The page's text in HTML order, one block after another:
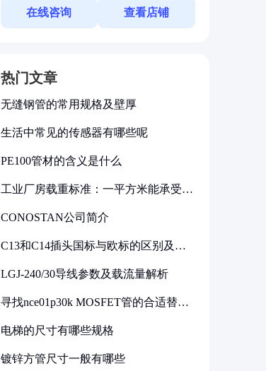
在线咨询 查看店铺
热门文章
无缝钢管的常用规格及壁厚
生活中常见的传感器有哪些呢
PE100管材的含义是什么
工业厂房载重标准：一平方米能承受多
CONOSTAN公司简介
C13和C14插头国标与欧标的区别及其
LGJ-240/30导线参数及载流量解析
寻找nce01p30k MOSFET管的合适替代
电梯的尺寸有哪些规格
镀锌方管尺寸一般有哪些